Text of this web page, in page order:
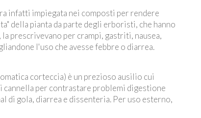
infatti impiegata nei composti per rendere
della pianta da parte degli erboristi, che hanno
prescrivevano per crampi, gastriti, nausea,
l'uso che avesse febbre o diarrea.
corteccia) è un prezioso ausilio cui
per contrastare problemi digestione
di gola, diarrea e dissenteria. Per uso esterno,